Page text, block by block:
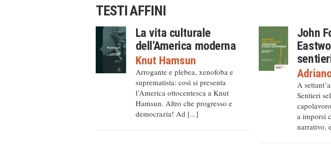
TESTI AFFINI
La vita culturale
dell'America moderna
Knut Hamsun
Arrogante e plebea, xenofoba e
suprematista: così si presenta
l’America ottocentesca a Knut
Hamsun. Altro che progresso e
democrazia! Ad [...]
John
A
Sentieri
a imporsi
narrativo,